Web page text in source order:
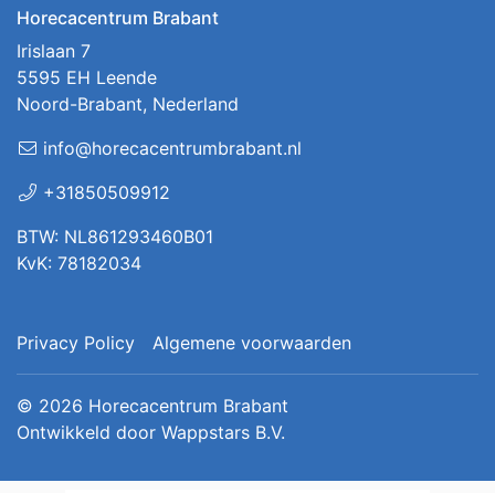
Horecacentrum Brabant
Irislaan 7
5595 EH Leende
Noord-Brabant, Nederland
info@horecacentrumbrabant.nl
+31850509912
BTW: NL861293460B01
KvK: 78182034
Privacy Policy Algemene voorwaarden
© 2026 Horecacentrum Brabant
Ontwikkeld door Wappstars B.V.